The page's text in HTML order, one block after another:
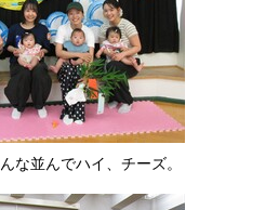
な並んでハイ、チーズ。